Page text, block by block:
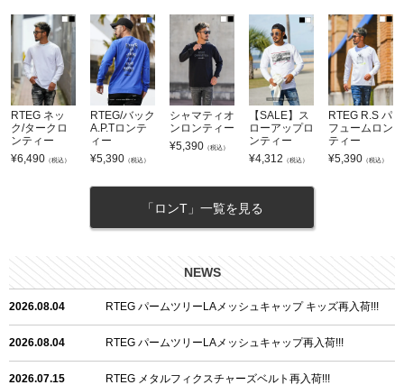
RTEG ネッ
ク/タークロ
ンティー
¥6,490 （税込）
RTEG/バック
A.P.Tロンテ
ィー
¥5,390 （税込）
シャマティオ
ンロンティー
¥5,390 （税込）
【SALE】ス
ローアップロ
ンティー
¥4,312 （税込）
RTEG R.S パ
フュームロン
ティー
¥5,390 （税込）
「ロンT」一覧を見る
NEWS
2026.08.04 RTEG パームツリーLAメッシュキャップ キッズ再入荷!!!
2026.08.04 RTEG パームツリーLAメッシュキャップ再入荷!!!
2026.07.15 RTEG メタルフィクスチャーズベルト再入荷!!!